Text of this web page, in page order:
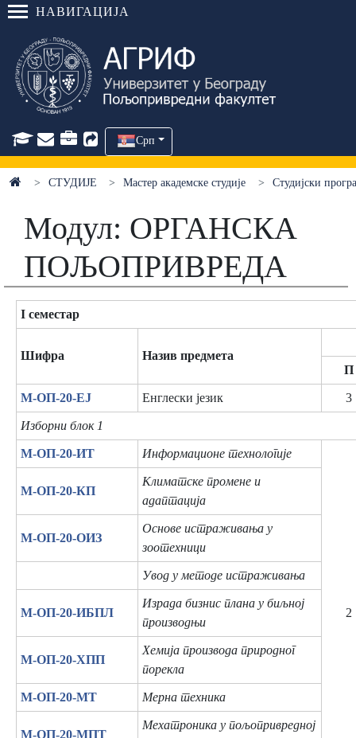
НАВИГАЦИЈА
Срп
СТУДИЈЕ Мастер академске студије Студијски
Модул: ОРГАНСКА
ПОЉОПРИВРЕДА
I семестар
Шифра
Назив предмета
П
М-ОП-20-ЕЈ Енглески језик 3
Изборни блок 1
М-ОП-20-ИТ Информационе технологије
2
М-ОП-20-КП
Климатске промене и
адаптација
М-ОП-20-ОИЗ
Основе истраживања у
зоотехници
Увод у методе истраживања
М-ОП-20-ИБПЛ
Израда бизнис плана у биљној
производњи
М-ОП-20-ХПП
Хемија производа природног
порекла
М-ОП-20-МТ Мерна техника
М-ОП-20-МПТ
Мехатроника у пољопривредној